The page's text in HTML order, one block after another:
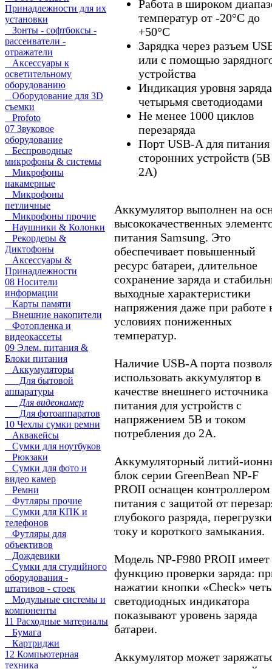
Принадлежности для их
установки
Зонты - софтбоксы -
рассеиватели -
отражатели
Аксессуары к
осветительному
оборудованию
Оборудование для 3D
съемки
Profoto
07 Звуковое
оборудование
Беспроводные
микрофоны & системы
Микрофоны
накамерные
Микрофоны
петличные
Микрофоны прочие
Наушники & Колонки
Рекордеры &
Диктофоны
Аксессуары &
Принадлежности
08 Носители
информации
Карты памяти
Внешние накопители
Фотопленка и
видеокассеты
09 Элем. питания &
Блоки питания
Аккумуляторы
Для бытовой
аппаратуры
Для видеокамер
Для фотоаппаратов
10 Чехлы сумки ремни
Аквакейсы
Сумки для ноутбуков
Рюкзаки
Сумки для фото и
видео камер
Ремни
Футляры прочие
Сумки для КПК и
телефонов
Футляры для
объективов
Дождевики
Сумки для студийного
оборудования -
штативов - стоек
Модульные системы и
компоненты
11 Расходные материалы
Бумага
Картриджи
12 Компьютерная
техника
Работа в широком
температур от -20°C до
+50°C
Зарядка через разъем
или с помощью
устройства
Индикация уровня заряда
четырьмя светодиодами
Не менее 1000 циклов
перезаряда
Порт USB-A для питания
сторонних устройств
2А)
Аккумулятор выполнен на
высококачественных
питания Samsung. Это
обеспечивает повышенный
ресурс батареи, длительное
сохранение заряда и
выходные характеристики
напряжения даже при работе
условиях пониженных
температур.
Наличие USB-A порта
использовать аккумулятор в
качестве внешнего источника
питания для устройств с
напряжением 5В и током
потребления до 2А.
Аккумуляторный литий-
блок серии GreenBean NP-F
PROII оснащен контроллером
питания с защитой от
глубокого разряда,
току и короткого замыкания.
Модель NP-F980 PROII имеет
функцию проверки заряда:
нажатии кнопки «Check»
светодиодных индикатора
показывают уровень заряда
батареи.
Аккумулятор может